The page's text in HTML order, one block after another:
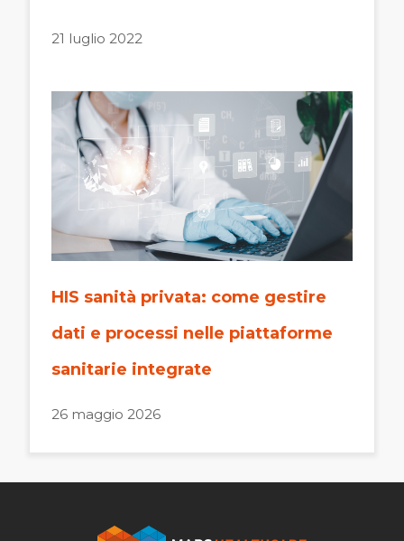
21 luglio 2022
HIS sanità privata: come gestire
dati e processi nelle piattaforme
sanitarie integrate
26 maggio 2026